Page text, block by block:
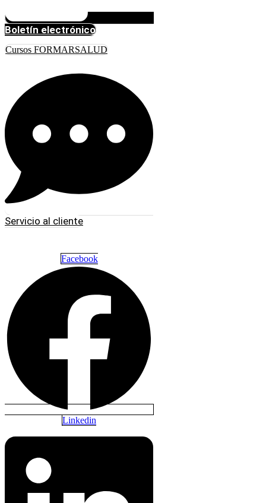
Boletín electrónico
Cursos FORMARSALUD
Servicio al cliente
Facebook
Linkedin